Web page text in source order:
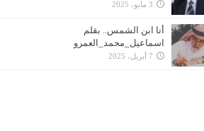
3 مايو، 2025
أنا ابن الشمس.. بقلم
اسماعيل_محمد_العمرو
7 أبريل، 2025